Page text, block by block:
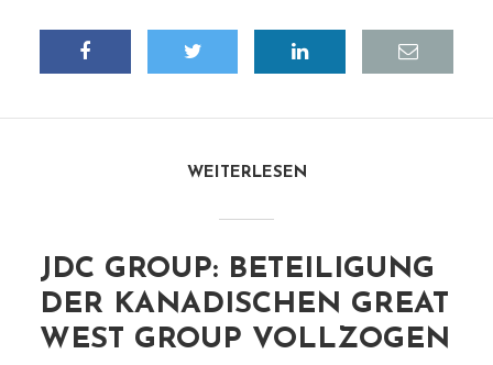
WEITERLESEN
JDC GROUP: BETEILIGUNG
DER KANADISCHEN GREAT
WEST GROUP VOLLZOGEN